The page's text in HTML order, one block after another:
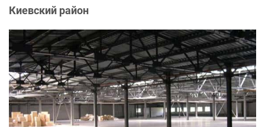
Киевский район